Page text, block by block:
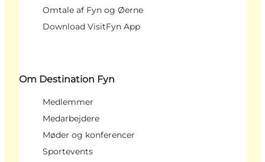
Omtale af Fyn og Øerne
Download VisitFyn App
Om Destination Fyn
Medlemmer
Medarbejdere
Møder og konferencer
Sportevents